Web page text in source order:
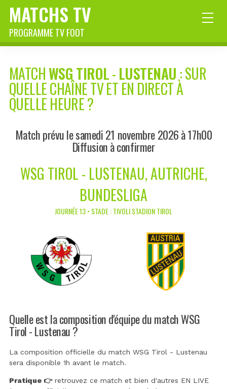
MATCHS TV
PROGRAMME TV FOOT
MATCHWSG TIROL-LUSTENAU : SUR
QUELLE CHAÎNE TV ET EN DIRECT À
QUELLE HEURE ?
Match prévu le samedi 21 novembre 2026 à 17h00
Diffusion à confirmer
WSG TIROL - LUSTENAU, AUTRICHE,
BUNDESLIGA
JOURNÉE 13 • STADE : TIVOLI STADION TIROL
Quelle est la composition d'équipe du match WSG
Tirol - Lustenau ?
La composition officielle du match WSG Tirol - Lustenau
sera disponible 1h avant le match.
Pratique 👉retrouvez ce match et bien d'autres EN LIVE